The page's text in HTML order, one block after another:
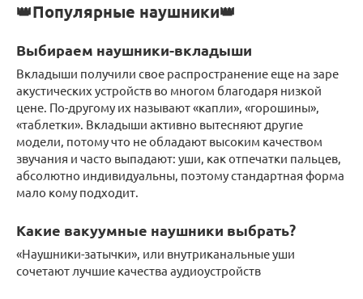
👑Популярные наушники👑
Выбираем наушники-вкладыши
Вкладыши получили свое распространение еще на заре
акустических устройств во многом благодаря низкой
цене. По-другому их называют «капли», «горошины»,
«таблетки». Вкладыши активно вытесняют другие
модели, потому что не обладают высоким качеством
звучания и часто выпадают: уши, как отпечатки пальцев,
абсолютно индивидуальны, поэтому стандартная форма
мало кому подходит.
Какие вакуумные наушники выбрать?
«Наушники-затычки», или внутриканальные уши
сочетают лучшие качества аудиоустройств